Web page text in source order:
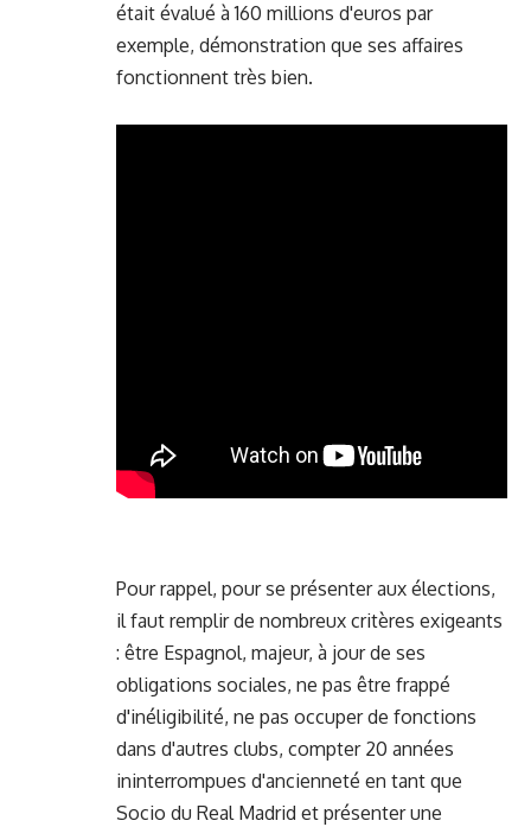
était évalué à 160 millions d'euros par
exemple, démonstration que ses affaires
fonctionnent très bien.
Pour rappel, pour se présenter aux élections,
il faut remplir de nombreux critères exigeants
: être Espagnol, majeur, à jour de ses
obligations sociales, ne pas être frappé
d'inéligibilité, ne pas occuper de fonctions
dans d'autres clubs, compter 20 années
ininterrompues d'ancienneté en tant que
Socio du Real Madrid et présenter une